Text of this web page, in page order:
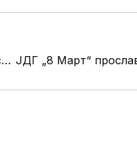
Општина Кисела Вода во соработка со ЈП „Комунална хигиена“ ја чисти големата дива депонија на ул. „Новопроектирана“